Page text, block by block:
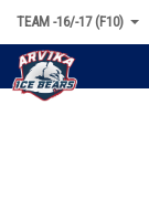
TEAM -16/-17 (F10)